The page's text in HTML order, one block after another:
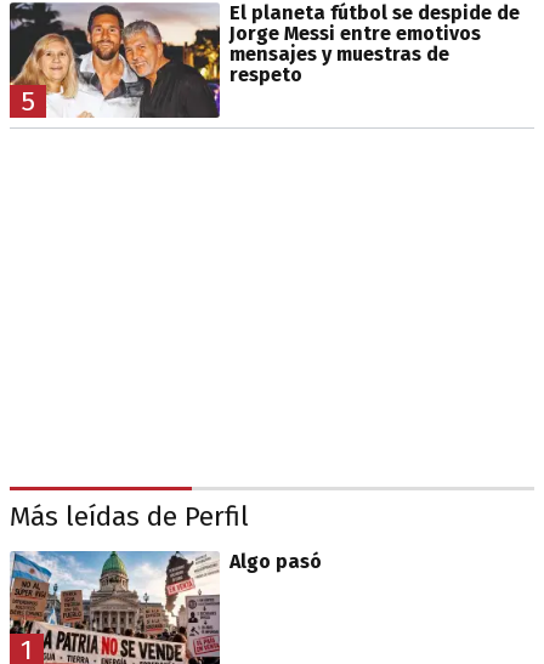
5
El planeta fútbol se despide de
Jorge Messi entre emotivos
mensajes y muestras de
respeto
Más leídas de Perfil
1
Algo pasó